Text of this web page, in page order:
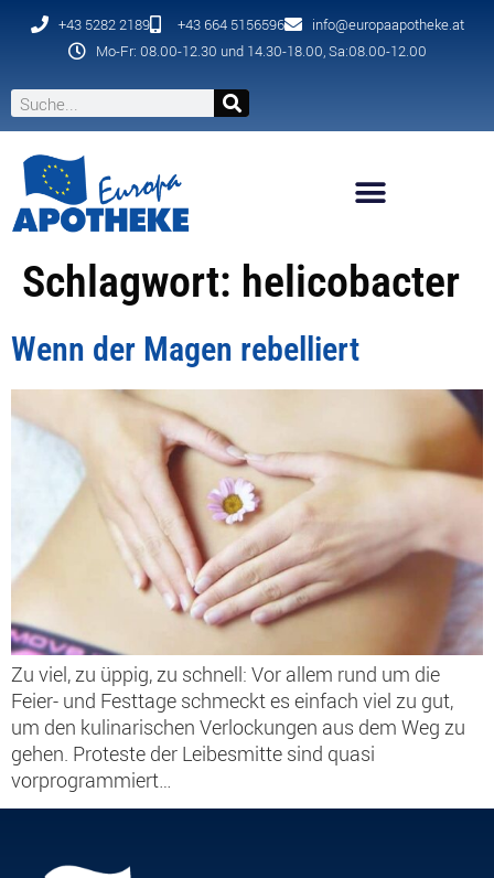
+43 5282 2189 +43 664 5156596
info@europaapotheke.at
Mo-Fr: 08.00-12.30 und 14.30-18.00, Sa:08.00-12.00
Schlagwort: helicobacter
Wenn der Magen rebelliert
Zu viel, zu üppig, zu schnell: Vor allem rund um die
Feier- und Festtage schmeckt es einfach viel zu gut,
um den kulinarischen Verlockungen aus dem Weg zu
gehen. Proteste der Leibesmitte sind quasi
vorprogrammiert…